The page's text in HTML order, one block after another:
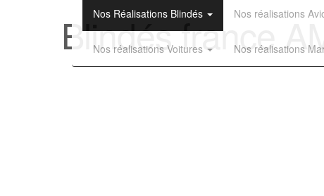
Nos Réalisations Blindés Nos réalisations
Nos réalisations Voitures Nos réalisations
Blindés france